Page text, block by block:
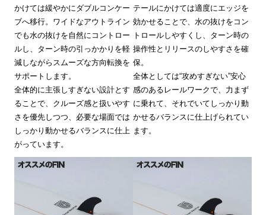
かけては緩やかにダブルコンケー
ブへ移行。ワイドなアウトライン
でも水の抜けを自然にコントロー
ルし、ターン時の引っかかりを軽
減しながらスムーズな方向転換を
サポートします。
全体的に主張しすぎない設計とす
ることで、クルーズ感と扱いやす
さを優先しつつ、必要な場面では
しっかり動かせるバランスに仕上
がっています。
テールにかけては適度にエッジを
効かせることで、水の抜けをコン
トロールしやすくし、ターン時の
操作性とリリースのしやすさを確
保。
全体としては“攻めすぎない”安心
感のあるレールワークで、力まず
に乗れて、それでいてしっかり動
かせるバランスに仕上げられてい
ます。